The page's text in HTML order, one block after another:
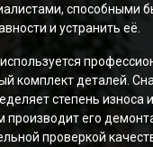
способными
и устранить её.
комплект деталей.
степень износа
его
проверкой